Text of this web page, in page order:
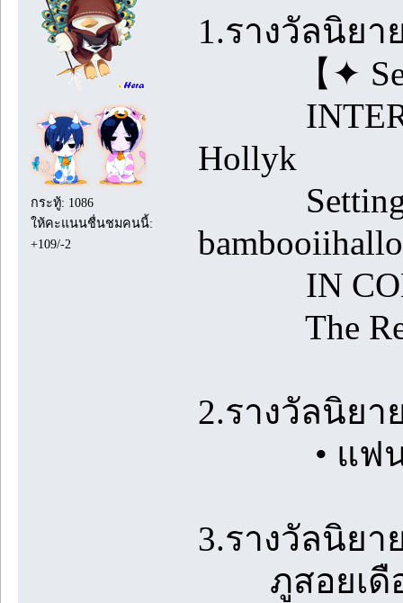
กระทู้: 1086
ให้คะแนนชื่นชมคนนี้:
+109/-2
1.รางวัลนิย
【✦ Sea
Hollyk
Setting
bambooiihallo
IN
The Real
2.รางวัลนิยา
• แฟนวิศ
3.รางวัลนิยา
ภูสอยเดือ